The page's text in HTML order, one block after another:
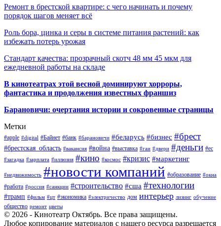
Ремонт в брестской квартире: с чего начинать и почему
порядок шагов меняет всё
Роль бора, цинка и серы в системе питания растений: как
избежать потерь урожая
Стандарт качества: прозрачный скотч 48 мм 45 мкм для
ежедневной работы на складе
В кинотеатрах этой весной доминируют хорроры,
фантастика и продолжения известных франшиз
Барановичи: очертания истории и сокровенные страницы
Метки
#apple #digital #Байнет #банк #барановичи #беларусь #бизнес #брест
#брестская_область #вакансия #война #выставка #гаи #двери #деньги #ес
#загадка #зарплата #иллюзия #кино #космос #кризис #маркетинг
#недвижимость #новости компаний #образование #окна
#работа #россия #санкции #строительство #сша #технологии
#трамп #фильм #цт #экономика #электричество дом интерьер лизинг обучение
общество ремонт цветы
© 2026 - Кинотеатр Октябрь. Все права защищены.
Любое копирование материалов с нашего ресурса разрешается